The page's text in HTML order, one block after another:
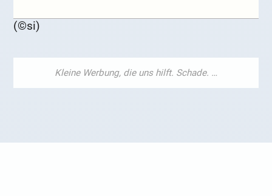
(©si)